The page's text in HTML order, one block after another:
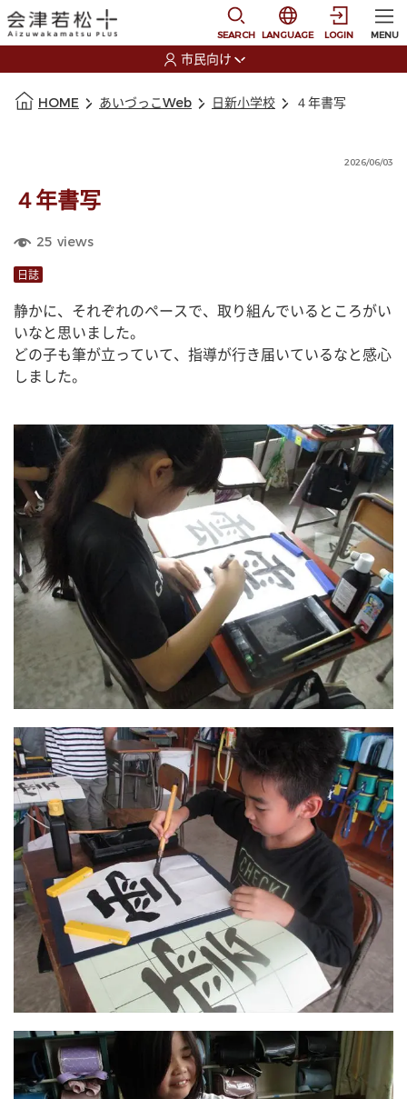
SEARCH
選択すると言語の切
LANGUAGE LOGIN MENU
市民向け
HOME あいづっこWeb 日新小学校 ４年書写
2026/06/03
４年書写
25 views
日誌
静かに、それぞれのペースで、取り組んでいるところがい
いなと思いました。
どの子も筆が立っていて、指導が行き届いているなと感心
しました。